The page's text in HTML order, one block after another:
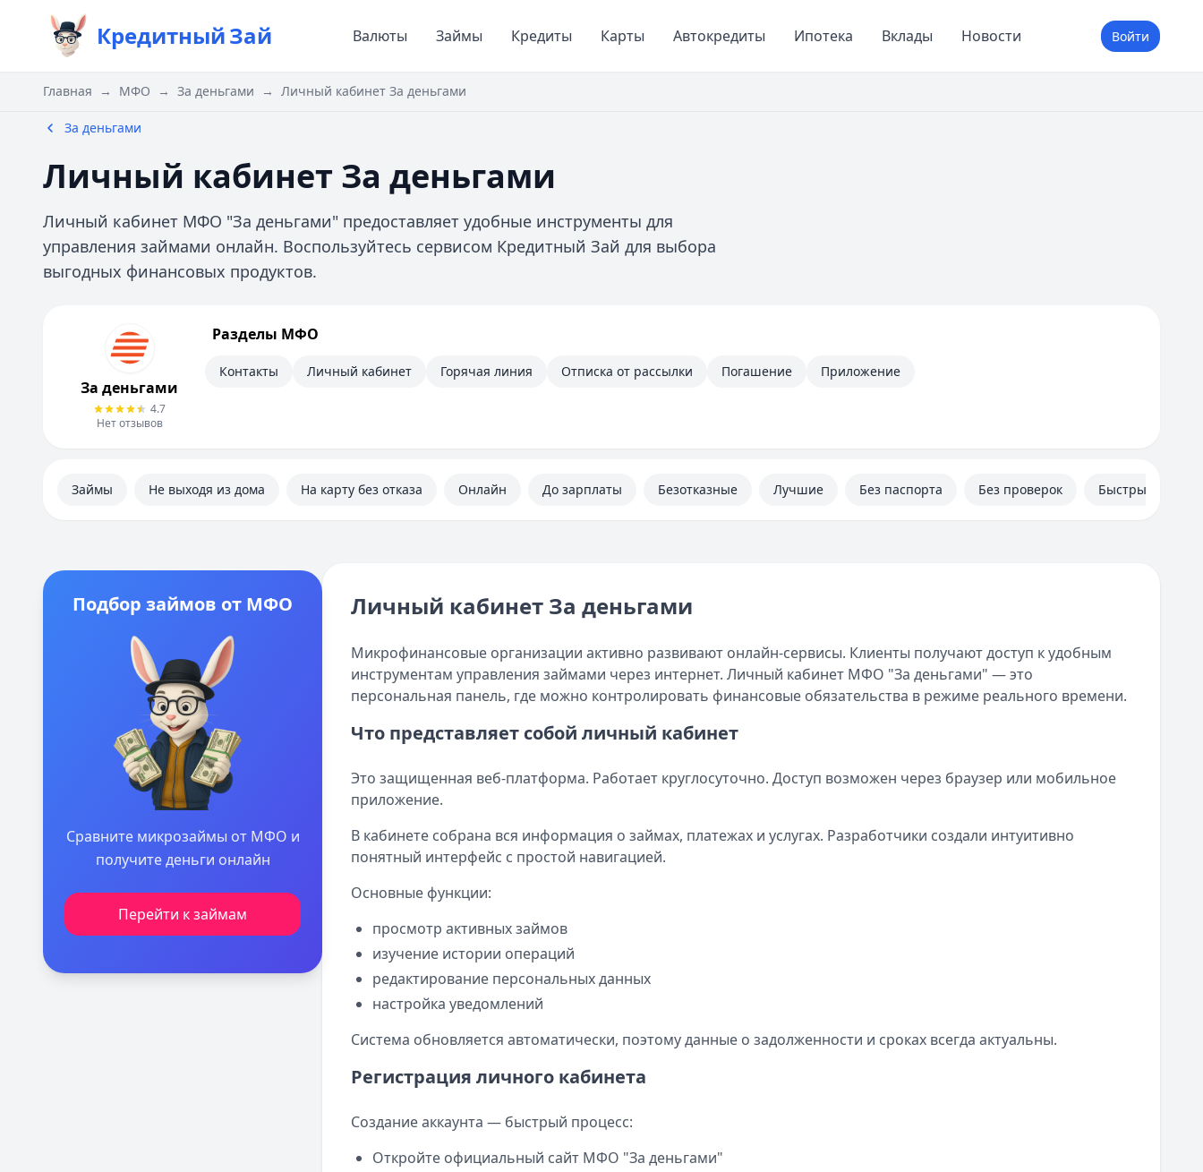
КредитныйЗай Валюты Займы Кредиты Карты Автокредиты Ипотека Вклады Новости Войти
Главная → МФО → За деньгами → Личный кабинет За деньгами
За деньгами
Личный кабинет За деньгами
Личный кабинет МФО "За деньгами" предоставляет удобные инструменты для
управления займами онлайн. Воспользуйтесь сервисом Кредитный Зай для выбора
выгодных финансовых продуктов.
Информация
За деньгами
4.7
Нет отзывов
Разделы МФО
Контакты Личный кабинет Горячая линия Отписка от рассылки Погашение Приложение
Займы Не выходя из дома На карту без отказа Онлайн До зарплаты Безотказные Лучшие Без паспорта Без проверок Быстрые
Подбор займов от МФО
Сравните микрозаймы от МФО и
получите деньги онлайн
Перейти к займам
Личный кабинет За деньгами
Микрофинансовые организации активно развивают онлайн-сервисы. Клиенты получают доступ к удобным
инструментам управления займами через интернет. Личный кабинет МФО "За деньгами" — это
персональная панель, где можно контролировать финансовые обязательства в режиме реального времени.
Что представляет собой личный кабинет
Это защищенная веб-платформа. Работает круглосуточно. Доступ возможен через браузер или мобильное
приложение.
В кабинете собрана вся информация о займах, платежах и услугах. Разработчики создали интуитивно
понятный интерфейс с простой навигацией.
Основные функции:
просмотр активных займов
изучение истории операций
редактирование персональных данных
настройка уведомлений
Система обновляется автоматически, поэтому данные о задолженности и сроках всегда актуальны.
Регистрация личного кабинета
Создание аккаунта — быстрый процесс:
Откройте официальный сайт МФО "За деньгами"